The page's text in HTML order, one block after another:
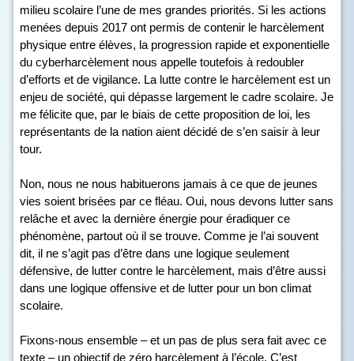
milieu scolaire l’une de mes grandes priorités. Si les actions
menées depuis 2017 ont permis de contenir le harcèlement
physique entre élèves, la progression rapide et exponentielle
du cyberharcèlement nous appelle toutefois à redoubler
d’efforts et de vigilance. La lutte contre le harcèlement est un
enjeu de société, qui dépasse largement le cadre scolaire. Je
me félicite que, par le biais de cette proposition de loi, les
représentants de la nation aient décidé de s’en saisir à leur
tour.
Non, nous ne nous habituerons jamais à ce que de jeunes
vies soient brisées par ce fléau. Oui, nous devons lutter sans
relâche et avec la dernière énergie pour éradiquer ce
phénomène, partout où il se trouve. Comme je l’ai souvent
dit, il ne s’agit pas d’être dans une logique seulement
défensive, de lutter contre le harcèlement, mais d’être aussi
dans une logique offensive et de lutter pour un bon climat
scolaire.
Fixons-nous ensemble – et un pas de plus sera fait avec ce
texte – un objectif de zéro harcèlement à l’école. C’est